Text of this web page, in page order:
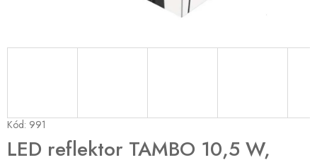
LED reflektor TAMBO 10,5 W,
Kód: 991